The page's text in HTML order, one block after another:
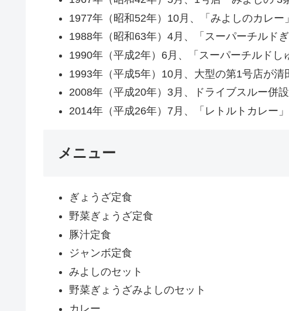
1977年（昭和52年）10月、「みよしのカレー
1988年（昭和63年）4月、「スーパーチルド
1990年（平成2年）6月、「スーパーチルドし
1993年（平成5年）10月、大型の第1号店が清
2008年（平成20年）3月、ドライブスルー併
2014年（平成26年）7月、「レトルトカレー」
メニュー
ぎょうざ定食
野菜ぎょうざ定食
豚汁定食
ジャンボ定食
みよしのセット
野菜ぎょうざみよしのセット
カレー